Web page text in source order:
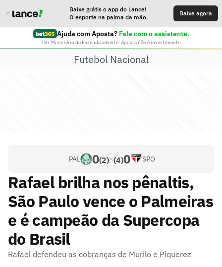
Baixe grátis o app do Lance!
O esporte na palma da mão.
Baixe agora
Ajuda com Aposta? Fale com o assistente.
18+ Ministério da Fazenda adverte: Aposta não é investimento
Futebol Nacional
PAL 0(2) (4)0 SPO
Rafael brilha nos pênaltis,
São Paulo vence o Palmeiras
e é campeão da Supercopa
do Brasil
Rafael defendeu as cobranças de Murilo e Piquerez